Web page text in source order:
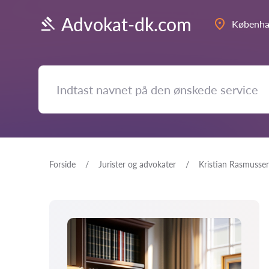
Advokat-dk.com
Forside Jurister og advokater Kristian